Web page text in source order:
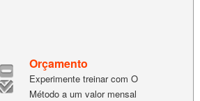
Orçamento
Experimente treinar com O
Método a um valor mensal